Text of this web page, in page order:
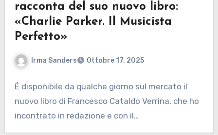
racconta del suo nuovo libro:
«Charlie Parker. Il Musicista
Perfetto»
Irma Sanders Ottobre 17, 2025
É disponibile da qualche giorno sul mercato il
nuovo libro di Francesco Cataldo Verrina, che ho
incontrato in redazione e con il…